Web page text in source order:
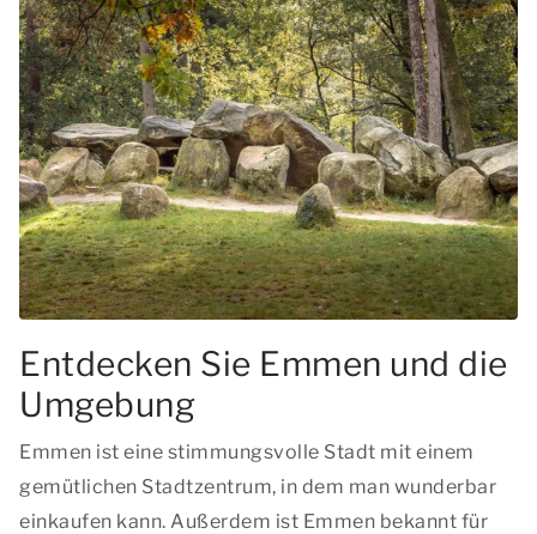
Entdecken Sie Emmen und die
Umgebung
Emmen ist eine stimmungsvolle Stadt mit einem
gemütlichen Stadtzentrum, in dem man wunderbar
einkaufen kann. Außerdem ist Emmen bekannt für